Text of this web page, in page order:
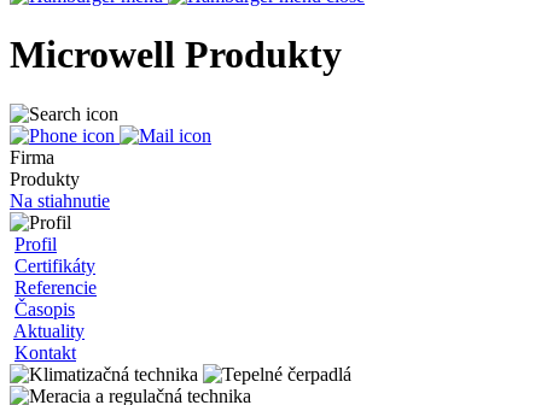
Microwell Produkty
Firma
Produkty
Na stiahnutie
Profil
Certifikáty
Referencie
Časopis
Aktuality
Kontakt